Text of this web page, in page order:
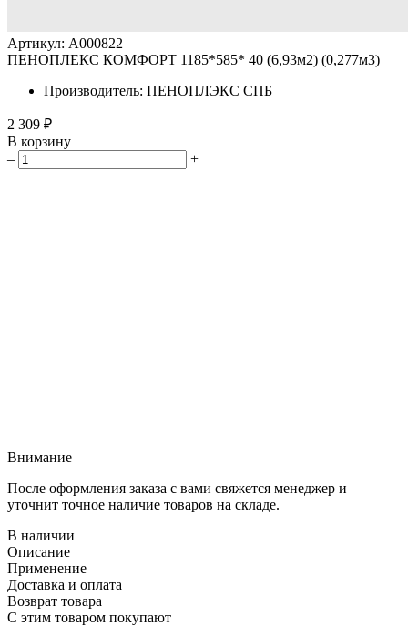
Артикул: A000822
ПЕНОПЛЕКС КОМФОРТ 1185*585* 40 (6,93м2) (0,277м3)
Производитель: ПЕНОПЛЭКС СПБ
2 309 ₽
В корзину
–
+
Внимание
После оформления заказа с вами свяжется менеджер и
уточнит точное наличие товаров на складе.
В наличии
Описание
Применение
Доставка и оплата
Возврат товара
С этим товаром покупают